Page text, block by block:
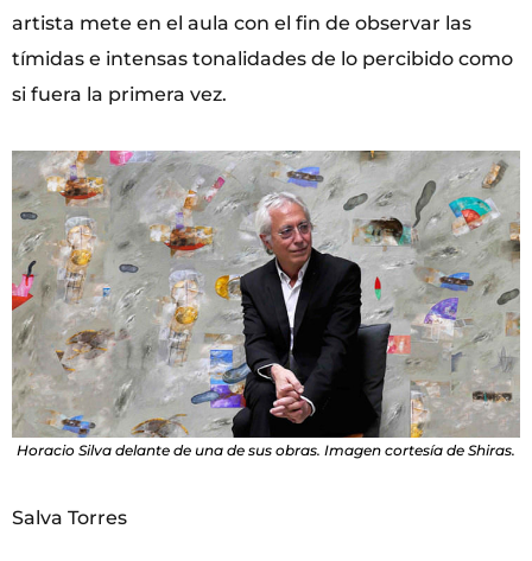
artista mete en el aula con el fin de observar las
tímidas e intensas tonalidades de lo percibido como
si fuera la primera vez.
Horacio Silva delante de una de sus obras. Imagen cortesía de Shiras.
Salva Torres